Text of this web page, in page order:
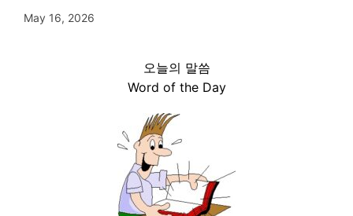
May 16, 2026
오늘의 말씀
Word of the Day